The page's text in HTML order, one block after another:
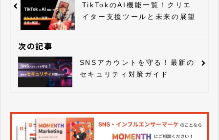
TikTokのAI機能一覧！クリエ
イター支援ツールと未来の展望
次の記事
SNSアカウントを守る！最新の
セキュリティ対策ガイド